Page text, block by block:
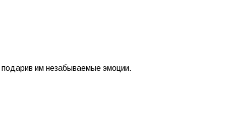
подарив им незабываемые эмоции.